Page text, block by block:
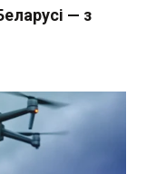
— з